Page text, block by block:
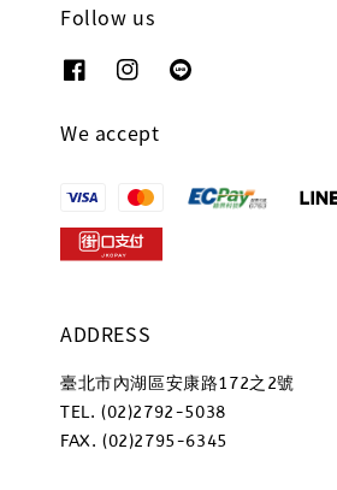
Follow us
We accept
ADDRESS
臺北市內湖區安康路172之2號
TEL. (02)2792-5038
FAX. (02)2795-6345